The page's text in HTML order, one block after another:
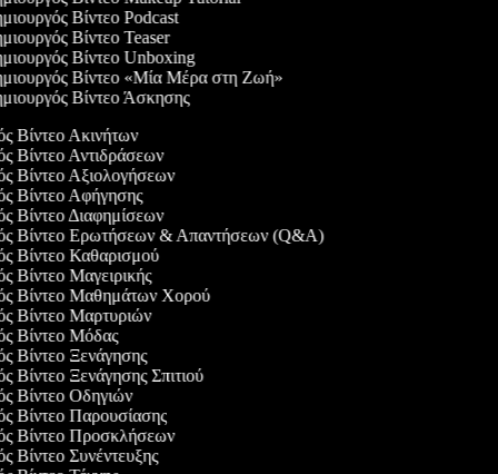
Βίντεο Podcast
Βίντεο Teaser
Βίντεο Unboxing
Βίντεο «Μία Μέρα στη Ζωή»
Βίντεο Άσκησης
Βίντεο Ακινήτων
Βίντεο Αντιδράσεων
Βίντεο Αξιολογήσεων
Βίντεο Αφήγησης
Βίντεο Διαφημίσεων
Βίντεο Ερωτήσεων & Απαντήσεων (Q&A)
Βίντεο Καθαρισμού
Βίντεο Μαγειρικής
Βίντεο Μαθημάτων Χορού
Βίντεο Μαρτυριών
Βίντεο Μόδας
Βίντεο Ξενάγησης
Βίντεο Ξενάγησης Σπιτιού
Βίντεο Οδηγιών
Βίντεο Παρουσίασης
Βίντεο Προσκλήσεων
Βίντεο Συνέντευξης